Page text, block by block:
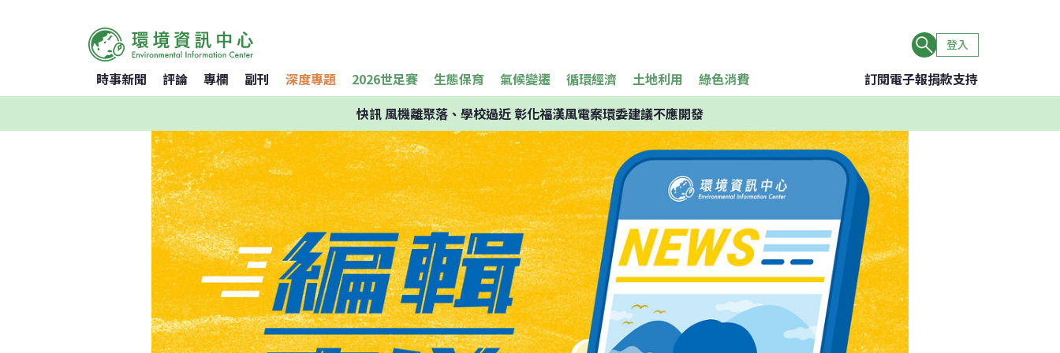
登入
時事新聞 評論 專欄 副刊 深度專題 2026世足賽 生態保育 氣候變遷 循環經濟 土地利用 綠色消費 訂閱電子報捐款支持
快訊風機離聚落、學校過近 彰化福漢風電案環委建議不應開發